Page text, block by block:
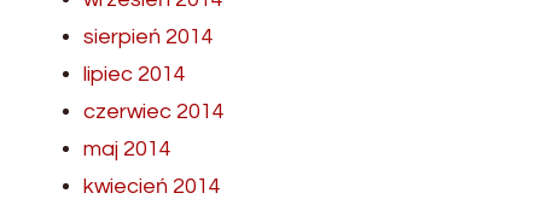
sierpień 2014
lipiec 2014
czerwiec 2014
maj 2014
kwiecień 2014